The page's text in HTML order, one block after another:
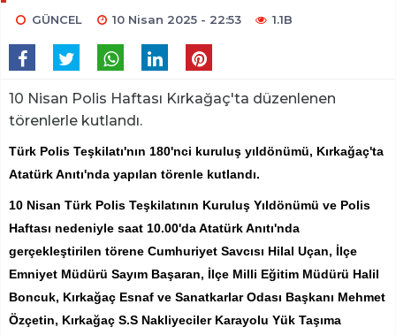
GÜNCEL 10 Nisan 2025 - 22:53 1.1B
10 Nisan Polis Haftası Kırkağaç'ta düzenlenen
törenlerle kutlandı.
Türk Polis Teşkilatı'nın 180'nci kuruluş yıldönümü, Kırkağaç'ta
Atatürk Anıtı'nda yapılan törenle kutlandı.
10 Nisan Türk Polis Teşkilatının Kuruluş Yıldönümü ve Polis
Haftası nedeniyle saat 10.00'da Atatürk Anıtı'nda
gerçekleştirilen törene Cumhuriyet Savcısı Hilal Uçan, İlçe
Emniyet Müdürü Sayım Başaran, İlçe Milli Eğitim Müdürü Halil
Boncuk, Kırkağaç Esnaf ve Sanatkarlar Odası Başkanı Mehmet
Özçetin, Kırkağaç S.S Nakliyeciler Karayolu Yük Taşıma